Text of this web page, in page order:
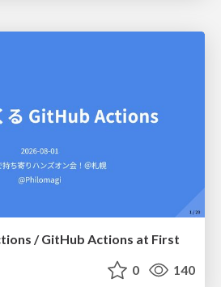
/ GitHub Actions at First
0 140